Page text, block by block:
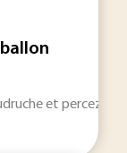
et percez-le